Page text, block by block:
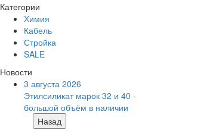
Категории
Химия
Кабель
Стройка
SALE
Новости
3 августа 2026
Этилсиликат марок 32 и 40 -
большой объём в наличии
Назад